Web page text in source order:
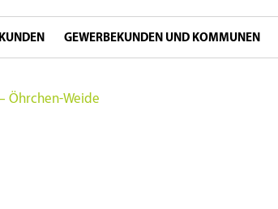
GEWERBEKUNDEN UND KOMMUNEN
Öhrchen-Weide